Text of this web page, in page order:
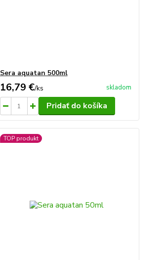
Sera aquatan 500ml
16,79 €/ks skladom
Pridať do košíka
TOP produkt